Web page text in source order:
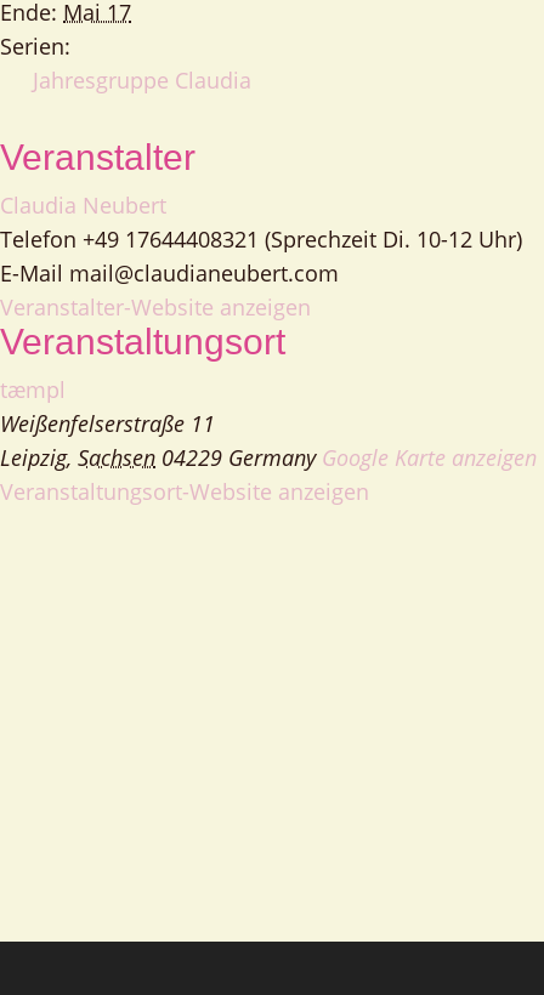
Ende: Mai 17
Serien:
Jahresgruppe Claudia
Veranstalter
Claudia Neubert
Telefon +49 17644408321 (Sprechzeit Di. 10-12 Uhr)
E-Mail mail@claudianeubert.com
Veranstalter-Website anzeigen
Veranstaltungsort
tæmpl
Weißenfelserstraße 11
Leipzig, Sachsen 04229 Germany Google Karte anzeigen
Veranstaltungsort-Website anzeigen